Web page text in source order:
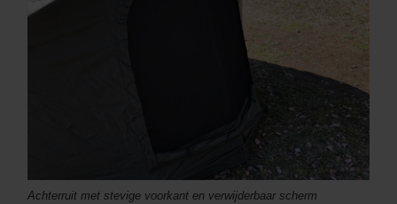
Achterruit met stevige voorkant en verwijderbaar scherm